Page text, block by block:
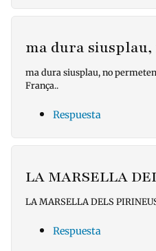
ma dura
ma dura siusplau, no
França..
Respuesta
LA MARSELLA
LA MARSELLA DELS
Respuesta